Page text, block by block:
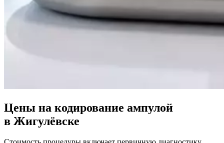
Цены на кодирование ампулой
в Жигулёвске